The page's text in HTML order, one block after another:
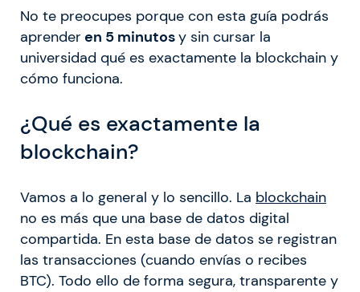
No te preocupes porque con esta guía podrás
aprender en 5 minutosy sin cursar la
universidad qué es exactamente la blockchain y
cómo funciona.
¿Qué es exactamente la
blockchain?
Vamos a lo general y lo sencillo. La blockchain
no es más que una base de datos digital
compartida. En esta base de datos se registran
las transacciones (cuando envías o recibes
BTC). Todo ello de forma segura, transparente y